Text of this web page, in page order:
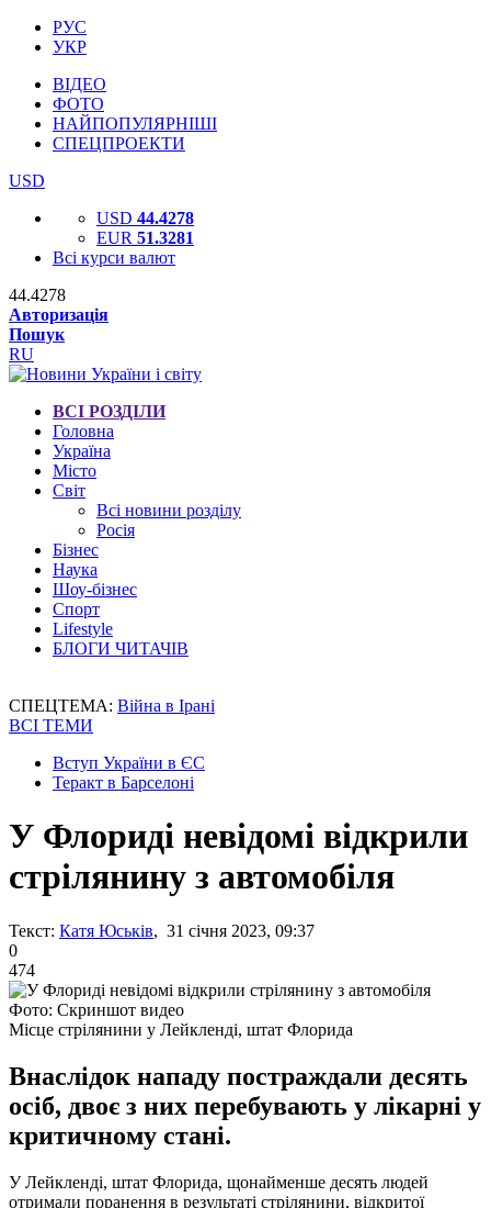
РУС
УКР
ВІДЕО
ФОТО
НАЙПОПУЛЯРНІШІ
СПЕЦПРОЕКТИ
USD
USD 44.4278
EUR 51.3281
Всі курси валют
44.4278
Авторизація
Пошук
RU
ВСІ РОЗДІЛИ
Головна
Україна
Місто
Світ
Всі новини розділу
Росія
Бізнес
Наука
Шоу-бізнес
Спорт
Lifestyle
БЛОГИ ЧИТАЧІВ
СПЕЦТЕМА: Війна в Ірані
ВСІ ТЕМИ
Вступ України в ЄС
Теракт в Барселоні
У Флориді невідомі відкрили
стрілянину з автомобіля
Текст: Катя Юськів, 31 січня 2023, 09:37
0
474
Фото: Скриншот видео
Місце стрілянини у Лейкленді, штат Флорида
Внаслідок нападу постраждали десять
осіб, двоє з них перебувають у лікарні у
критичному стані.
У Лейкленді, штат Флорида, щонайменше десять людей
отримали поранення в результаті стрілянини, відкритої